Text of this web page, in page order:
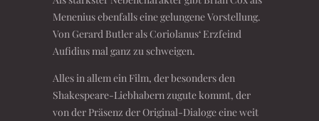
Menenius ebenfalls eine gelungene Vorstellung.
Von Gerard Butler als Coriolanus‘ Erzfeind
Aufidius mal ganz zu schweigen.
Alles in allem ein Film, der besonders den
Shakespeare-Liebhabern zugute kommt, der
von der Präsenz der Original-Dialoge eine weit